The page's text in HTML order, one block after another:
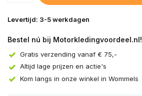
Levertijd: 3-5 werkdagen
Bestel nú bij Motorkledingvoordeel.nl!
Gratis verzending vanaf € 75,-
Altijd lage prijzen en actie's
Kom langs in onze winkel in Wommels